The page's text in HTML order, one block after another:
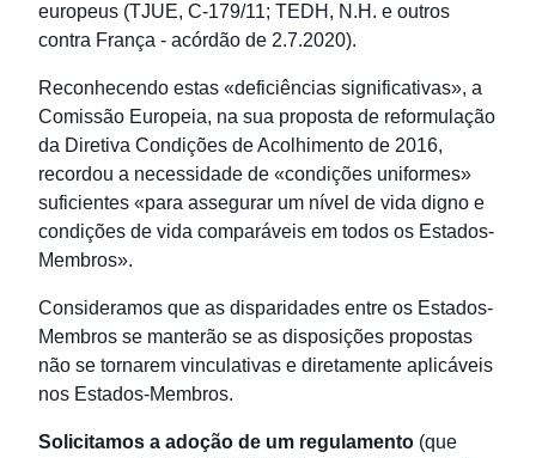
europeus (TJUE, C-179/11; TEDH, N.H. e outros
contra França - acórdão de 2.7.2020).
Reconhecendo estas «deficiências significativas», a
Comissão Europeia, na sua proposta de reformulação
da Diretiva Condições de Acolhimento de 2016,
recordou a necessidade de «condições uniformes»
suficientes «para assegurar um nível de vida digno e
condições de vida comparáveis em todos os Estados-
Membros».
Consideramos que as disparidades entre os Estados-
Membros se manterão se as disposições propostas
não se tornarem vinculativas e diretamente aplicáveis
nos Estados-Membros.
Solicitamos a adoção de um regulamento (que